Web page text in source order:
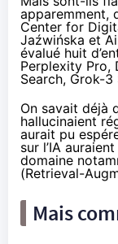
apparemment,
Center for
Jaźwińska et
évalué huit
Perplexity Pro,
Search, Grok-3
On savait déjà
hallucinaient
aurait pu
sur l’IA
domaine
(Retrieval-
Mais